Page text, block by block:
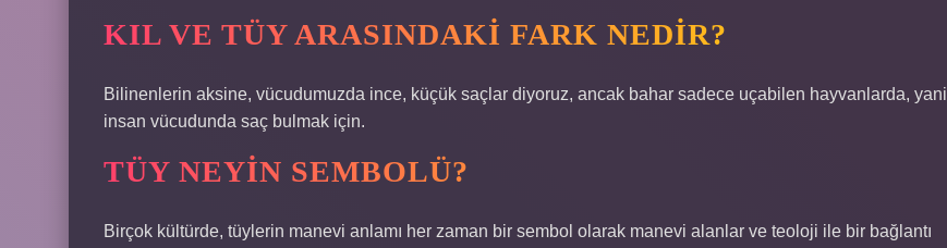
KIL VE TÜY ARASINDAKI FARK NEDIR?
Bilinenlerin aksine, vücudumuzda ince, küçük saçlar diyoruz, ancak bahar sadece uçabilen hayvanlarda, yani
insan vücudunda saç bulmak için.
TÜY NEYIN SEMBOLÜ?
Birçok kültürde, tüylerin manevi anlamı her zaman bir sembol olarak manevi alanlar ve teoloji ile bir bağlantı